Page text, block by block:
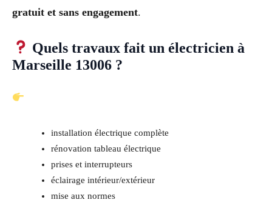
gratuit et sans engagement.
Quels travaux fait un électricien à
Marseille 13006 ?
installation électrique complète
rénovation tableau électrique
prises et interrupteurs
éclairage intérieur/extérieur
mise aux normes